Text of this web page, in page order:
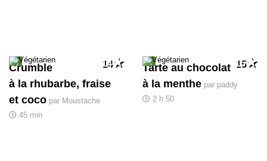
Crumble
à la rhubarbe, fraise
et coco par Moustache
45 min
14
Tarte au chocolat
à la menthe par paddy
2 h 50
15